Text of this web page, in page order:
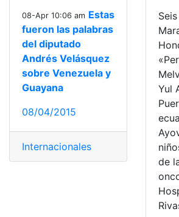
08-Apr 10:06 am Estas
fueron las palabras
del diputado
Andrés Velásquez
sobre Venezuela y
Guayana
08/04/2015
Internacionales
Yul
de